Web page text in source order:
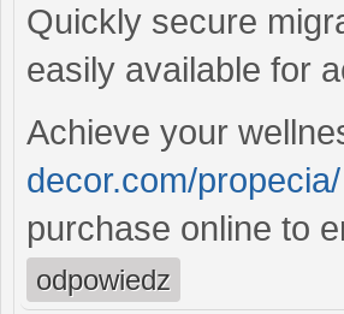
Quickly secure
easily available for
Achieve your
decor.com/propecia/
purchase online to
odpowiedz